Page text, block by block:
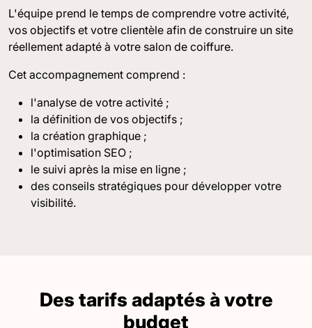
L'équipe prend le temps de comprendre votre activité,
vos objectifs et votre clientèle afin de construire un site
réellement adapté à votre salon de coiffure.
Cet accompagnement comprend :
l'analyse de votre activité ;
la définition de vos objectifs ;
la création graphique ;
l'optimisation SEO ;
le suivi après la mise en ligne ;
des conseils stratégiques pour développer votre
visibilité.
Des tarifs adaptés à votre
budget